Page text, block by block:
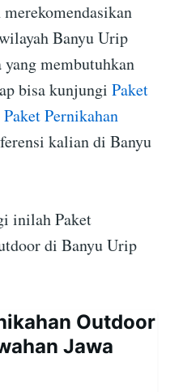
Banyu Urip
yang membutuhkan
bisa kunjungi Paket
Paket Pernikahan
kalian di Banyu
inilah Paket
di Banyu Urip
Outdoor
Jawa